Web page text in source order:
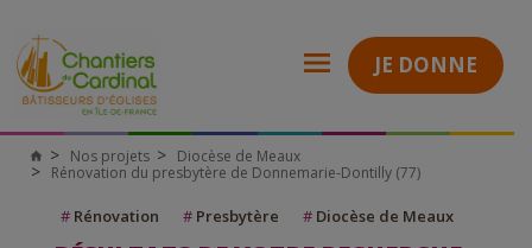
JE DONNE
Nos projets
Diocèse de Meaux
Rénovation du presbytère de Donnemarie-Dontilly (77)
# Rénovation # Presbytère # Diocèse de Meaux